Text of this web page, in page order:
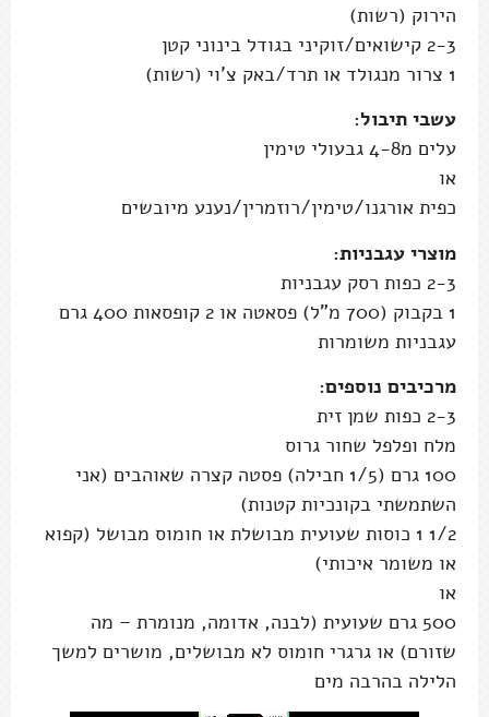
הירוק (רשות)
2-3 קישואים/זוקיני בגודל בינוני קטן
1 צרור מנגולד או תרד/באק צ'וי (רשות)
עשבי תיבול:
עלים מ4-8 גבעולי טימין
או
כפית אורגנו/טימין/רוזמרין/נענע מיובשים
מוצרי עגבניות:
2-3 כפות רסק עגבניות
1 בקבוק (700 מ"ל) פסאטה או 2 קופסאות 400 גרם
עגבניות משומרות
מרכיבים נוספים:
2-3 כפות שמן זית
מלח ופלפל שחור גרוס
100 גרם (1/5 חבילה) פסטה קצרה שאוהבים (אני
השתמשתי בקונכיות קטנות)
1/2 1 כוסות שעועית מבושלת או חומוס מבושל (קפוא
או משומר איכותי)
או
500 גרם שעועית (לבנה, אדומה, מנומרת – מה
שזורם) או גרגרי חומוס לא מבושלים, מושרים למשך
הלילה בהרבה מים